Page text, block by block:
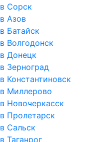
в Сорск
в Азов
в Батайск
в Волгодонск
в Донецк
в Зерноград
в Константиновск
в Миллерово
в Новочеркасск
в Пролетарск
в Сальск
в Таганрог